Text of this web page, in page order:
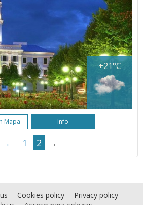
+21°C
Mapa Info
← 1 2 →
Cookies policy
Privacy policy